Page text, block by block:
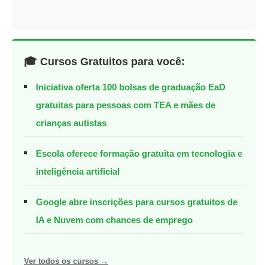
🎓 Cursos Gratuitos para você:
Iniciativa oferta 100 bolsas de graduação EaD
gratuitas para pessoas com TEA e mães de
crianças autistas
Escola oferece formação gratuita em tecnologia e
inteligência artificial
Google abre inscrições para cursos gratuitos de
IA e Nuvem com chances de emprego
Ver todos os cursos →